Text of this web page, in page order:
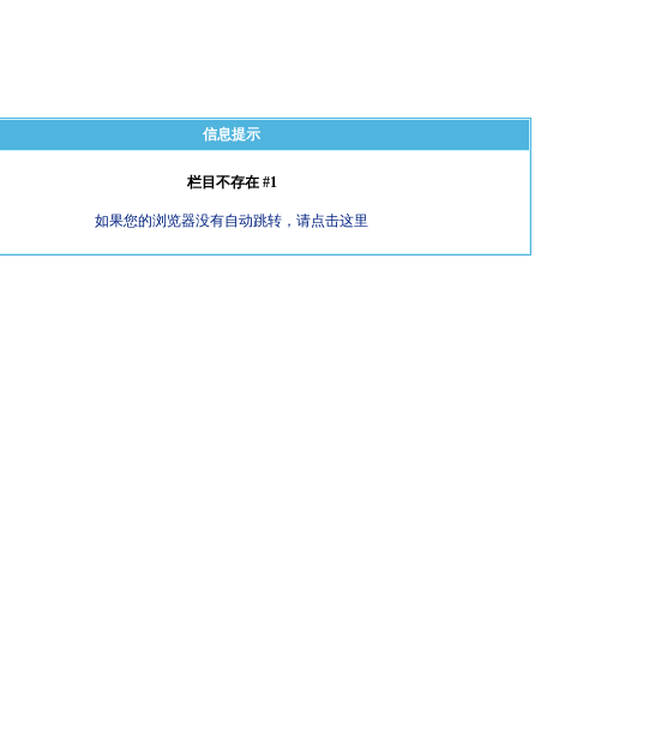
信息提示
栏目不存在 #1
如果您的浏览器没有自动跳转，请点击这里